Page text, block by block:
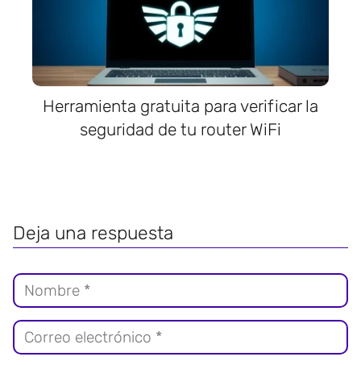
Herramienta gratuita para verificar la
seguridad de tu router WiFi
Deja una respuesta